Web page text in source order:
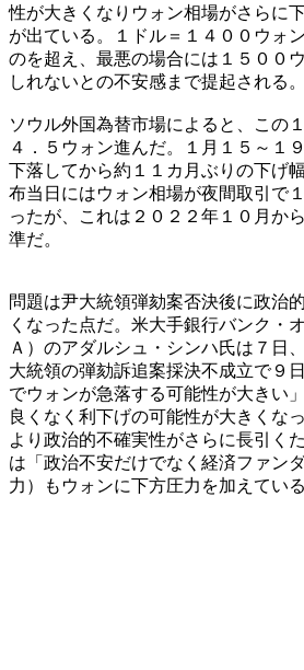
性が大きくなりウォン相場がさらに
が出ている。１ドル＝１４００ウォ
のを超え、最悪の場合には１５００
しれないとの不安感まで提起される。
ソウル外国為替市場によると、この
４．５ウォン進んだ。１月１５～１
下落してから約１１カ月ぶりの下げ
布当日にはウォン相場が夜間取引で
ったが、これは２０２２年１０月か
準だ。
問題は尹大統領弾劾案否決後に政治
くなった点だ。米大手銀行バンク・
Ａ）のアダルシュ・シンハ氏は７日
大統領の弾劾訴追案採決不成立で９
でウォンが急落する可能性が大きい
良くなく利下げの可能性が大きくな
より政治的不確実性がさらに長引く
は「政治不安だけでなく経済ファン
力）もウォンに下方圧力を加えてい